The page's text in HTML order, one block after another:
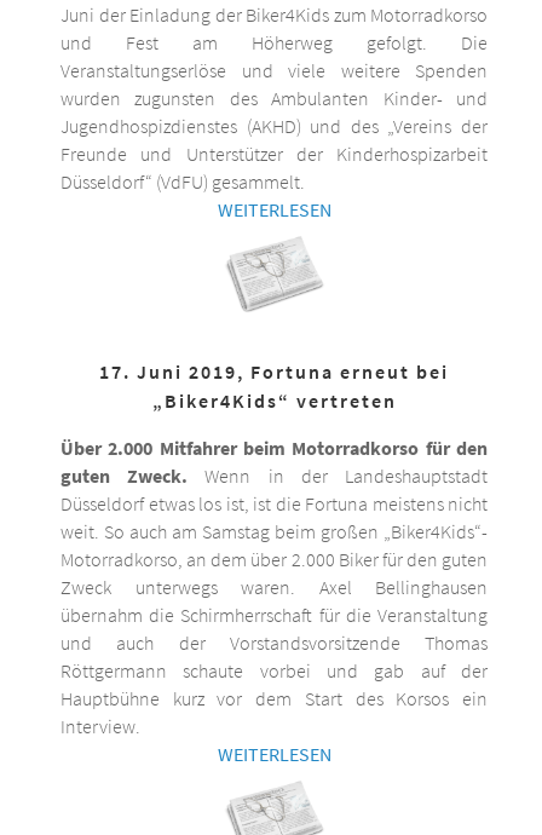
Juni der Einladung der Biker4Kids zum Motorradkorso
und Fest am Höherweg gefolgt. Die
Veranstaltungserlöse und viele weitere Spenden
wurden zugunsten des Ambulanten Kinder- und
Jugendhospizdienstes (AKHD) und des „Vereins der
Freunde und Unterstützer der Kinderhospizarbeit
Düsseldorf“ (VdFU) gesammelt.
WEITERLESEN
17. Juni 2019, Fortuna erneut bei
„Biker4Kids“ vertreten
Über 2.000 Mitfahrer beim Motorradkorso für den
guten Zweck. Wenn in der Landeshauptstadt
Düsseldorf etwas los ist, ist die Fortuna meistens nicht
weit. So auch am Samstag beim großen „Biker4Kids“-
Motorradkorso, an dem über 2.000 Biker für den guten
Zweck unterwegs waren. Axel Bellinghausen
übernahm die Schirmherrschaft für die Veranstaltung
und auch der Vorstandsvorsitzende Thomas
Röttgermann schaute vorbei und gab auf der
Hauptbühne kurz vor dem Start des Korsos ein
Interview.
WEITERLESEN